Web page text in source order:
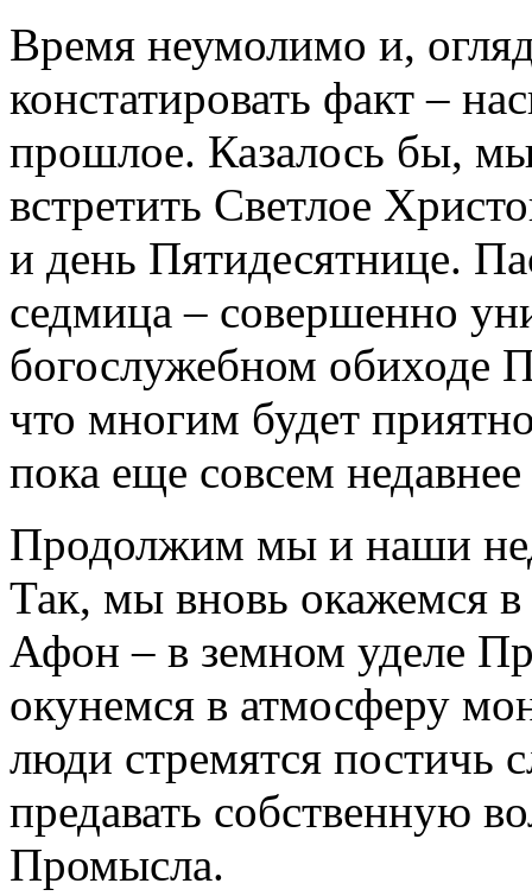
Время неумолимо и,
констатировать факт –
прошлое. Казалось бы,
встретить Светлое
и день Пятидесятнице.
седмица – совершенно
богослужебном обиходе
что многим будет
пока еще совсем
Продолжим мы и наши
Так, мы вновь окажемся в
Афон – в земном уделе
окунемся в атмосферу
люди стремятся постичь
предавать собственную
Промысла.